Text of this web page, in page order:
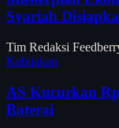
Syariah
Tim Redaksi
Kebijakan
AS Kucurkan
Baterai